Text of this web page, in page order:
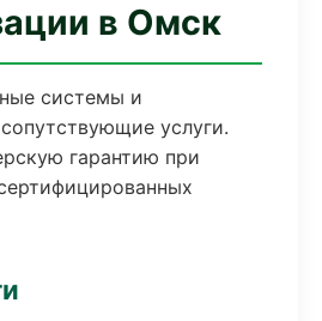
в Омск
системы и
услуги.
гарантию при